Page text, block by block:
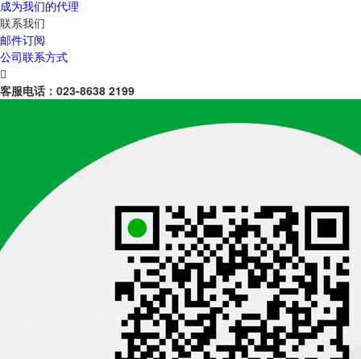
成为我们的代理
联系我们
邮件订阅
公司联系方式

客服电话： 023-8638 2199